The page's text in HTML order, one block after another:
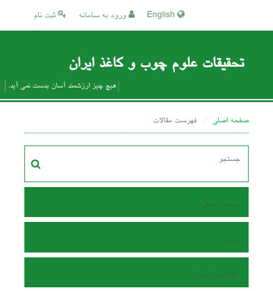
ثبت نام ورود به سامانه
تحقیقات علوم چوب و کاغذ ایران
هیچ چیز ارزشمند آسان بدست نمی آید.
صفحه اصلی فهرست مقالات
صفحه اصلی
مرور
اطلاعات نشریه